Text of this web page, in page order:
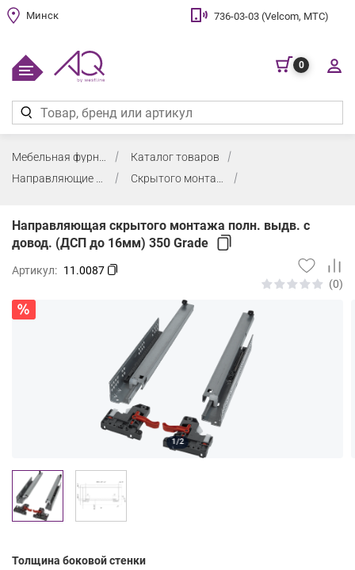
Минск 736-03-03 (Velcom, МТС)
0
Каталог товаров
Направляющие для деревянных ящиков
Скрытого монтажа
Направляющая скрытого монтажа полн. выдв. с
довод. (ДСП до 16мм) 350 Grade
Артикул: 11.0087
(0)
1/2
Толщина боковой стенки